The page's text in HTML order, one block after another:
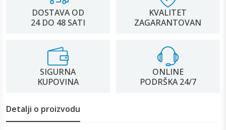
DOSTAVA OD
24 DO 48 SATI
KVALITET
ZAGARANTOVAN
SIGURNA
KUPOVINA
ONLINE
PODRŠKA 24/7
Detalji o proizvodu